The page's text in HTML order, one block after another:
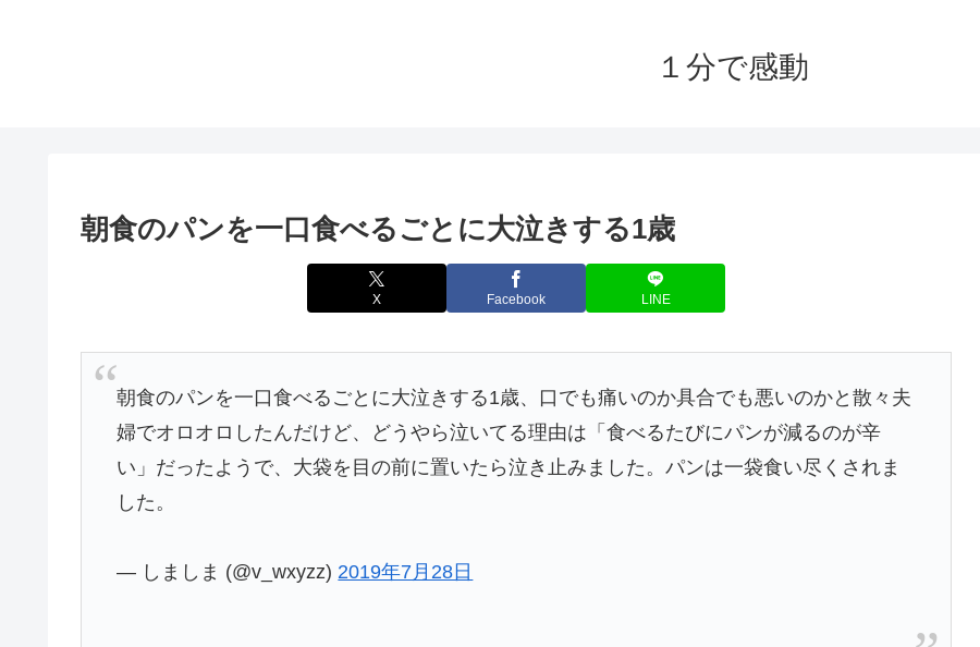
１分で感動
朝食のパンを一口食べるごとに大泣きする1歳
X Facebook LINE
朝食のパンを一口食べるごとに大泣きする1歳、口でも痛いのか具合でも悪いのかと散々夫
婦でオロオロしたんだけど、どうやら泣いてる理由は「食べるたびにパンが減るのが辛
い」だったようで、大袋を目の前に置いたら泣き止みました。パンは一袋食い尽くされま
した。
— しましま (@v_wxyzz) 2019年7月28日